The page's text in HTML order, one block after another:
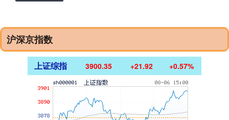
沪深京指数
上证综指 3900.35 +21.92 +0.57%